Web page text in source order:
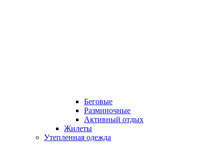
Беговые
Разминочные
Активный отдых
Жилеты
Утепленная одежда